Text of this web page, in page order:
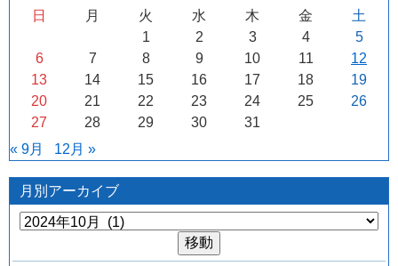
日
月 火 水 木 金
土
1
2 3 4
5
6
7 8 9 10 11
12
13
14 15 16 17 18
19
20
21 22 23 24 25
26
27
28 29 30
31
« 9月
12月 »
月別アーカイブ